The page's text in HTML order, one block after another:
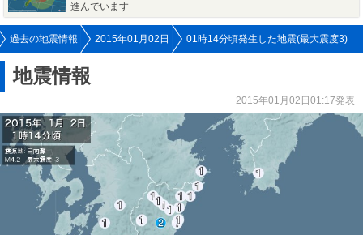
進んでいます
過去の地震情報 2015年01月02日 01時14分頃発生した地震(最大震度3)
地震情報
2015年01月02日01:17発表